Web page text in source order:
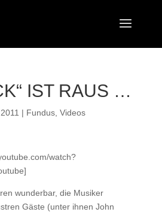
IST RAUS …
| Fundus, Videos
watch?
wunderbar, die Musiker
Gäste (unter ihnen John